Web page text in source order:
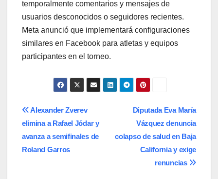
temporalmente comentarios y mensajes de
usuarios desconocidos o seguidores recientes.
Meta anunció que implementará configuraciones
similares en Facebook para atletas y equipos
participantes en el torneo.
Navegación
de
entradas
Diputada Eva María
Vázquez denuncia
colapso de salud en Baja
California y exige
renuncias
Alexander Zverev
elimina a Rafael Jódar y
avanza a semifinales de
Roland Garros